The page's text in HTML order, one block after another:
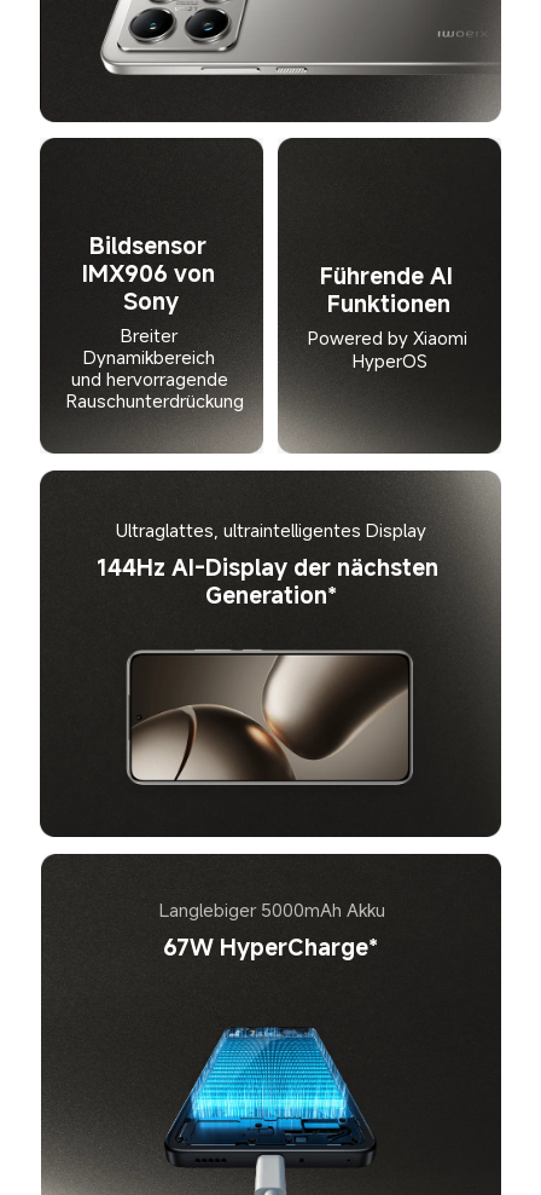
Bildsensor
IMX906 von
Sony
Breiter
Dynamikbereich
und hervorragende
Rauschunterdrückung
Führende AI
Funktionen
Powered by Xiaomi
HyperOS
Ultraglattes, ultraintelligentes Display
144Hz AI-Display der nächsten
Generation*
Langlebiger 5000mAh Akku
67W HyperCharge*